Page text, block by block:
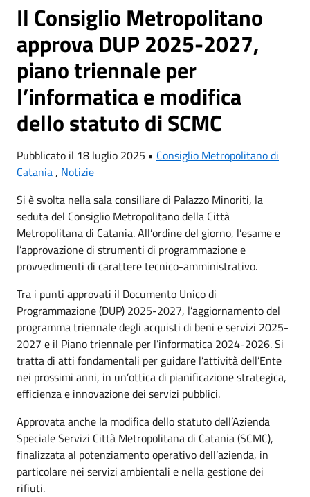
Il Consiglio Metropolitano
approva DUP 2025-2027,
piano triennale per
l’informatica e modifica
dello statuto di SCMC
Pubblicato il 18 luglio 2025 • Consiglio Metropolitano di
Catania, Notizie
Si è svolta nella sala consiliare di Palazzo Minoriti, la
seduta del Consiglio Metropolitano della Città
Metropolitana di Catania. All’ordine del giorno, l’esame e
l’approvazione di strumenti di programmazione e
provvedimenti di carattere tecnico-amministrativo.
Tra i punti approvati il Documento Unico di
Programmazione (DUP) 2025-2027, l’aggiornamento del
programma triennale degli acquisti di beni e servizi 2025-
2027 e il Piano triennale per l’informatica 2024-2026. Si
tratta di atti fondamentali per guidare l’attività dell’Ente
nei prossimi anni, in un’ottica di pianificazione strategica,
efficienza e innovazione dei servizi pubblici.
Approvata anche la modifica dello statuto dell’Azienda
Speciale Servizi Città Metropolitana di Catania (SCMC),
finalizzata al potenziamento operativo dell’azienda, in
particolare nei servizi ambientali e nella gestione dei
rifiuti.